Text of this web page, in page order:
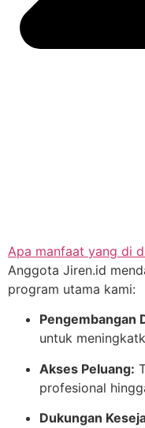
Apa manfaat yang di
Anggota Jiren.id
program utama kami:
Pengembangan
untuk
Akses Peluang:
profesional
Dukungan